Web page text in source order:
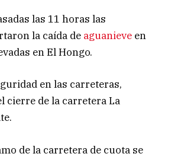
las 11 horas las
la caída de aguanieve en
en El Hongo.
en las carreteras,
cierre de la carretera La
de la carretera de cuota se